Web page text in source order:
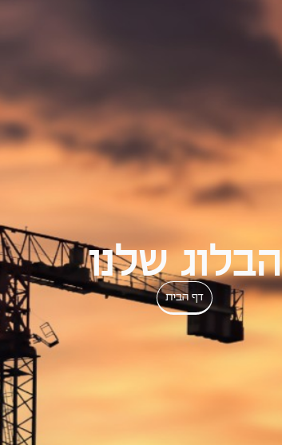
הבלוג שלנו
דף הבית